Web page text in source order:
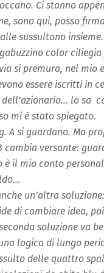
Ci stanno
sono qui, posso
sussultano insieme.
color
si premura, nel mio
essere iscritti in
dell’azionario… lo sa
mi è stato spiegato.
A si guardano. Ma
cambia versante:
il mio conto
un’altra
di cambiare idea,
soluzione va
logica di lungo
delle quattro